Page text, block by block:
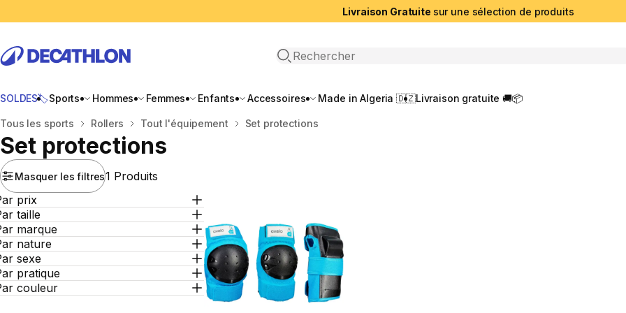
Livraison Gratuite sur une sélection de produits
Recherche ouverte
SOLDES🏷️Sports Hommes Femmes Enfants Accessoires Made in Algeria 🇩🇿Livraison gratuite 🚚📦
Accueil
Tous les sports Rollers Tout l'équipement Set protections
Set protections
Masquer les filtres1 Produits
prix
taille
marque
nature
sexe
pratique
couleur